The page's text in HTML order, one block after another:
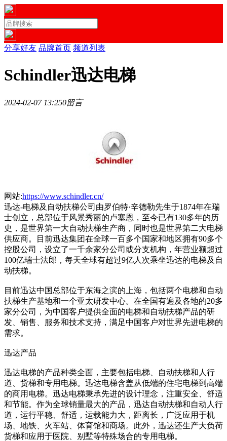
分享好友 品牌首页 频道列表
Schindler迅达电梯
2024-02-07 13:250留言
网站:https://www.schindler.cn/
迅达-电梯及自动扶梯公司由罗伯特·辛德勒先生于1874年在瑞
士创立，总部位于风景秀丽的卢塞恩，至今已有130多年的历
史，是世界第一大自动扶梯生产商，同时也是世界第二大电梯
供应商。目前迅达集团在全球一百多个国家和地区拥有90多个
控股公司，设立了一千余家分公司或分支机构，年营业额超过
100亿瑞士法郎，每天全球有超过9亿人次乘坐迅达的电梯及自
动扶梯。
目前迅达中国总部位于东海之滨的上海，包括两个电梯和自动
扶梯生产基地和一个亚太研发中心。在全国有遍及各地的20多
家分公司，为中国客户提供全面的电梯和自动扶梯产品的研
发、销售、服务和技术支持，满足中国客户对世界先进电梯的
需求。
迅达产品
迅达电梯的产品种类全面，主要包括电梯、自动扶梯和人行
道、货梯和专用电梯。迅达电梯含盖从低端的住宅电梯到高端
的商用电梯。迅达电梯秉承先进的设计理念，注重安全、舒适
和节能。作为全球销量最大的产品，迅达自动扶梯和自动人行
道，运行平稳、舒适，运载能力大，距离长，广泛应用于机
场、地铁、火车站、体育馆和商场。此外，迅达还生产大负荷
货梯和应用于医院、别墅等特殊场合的专用电梯。